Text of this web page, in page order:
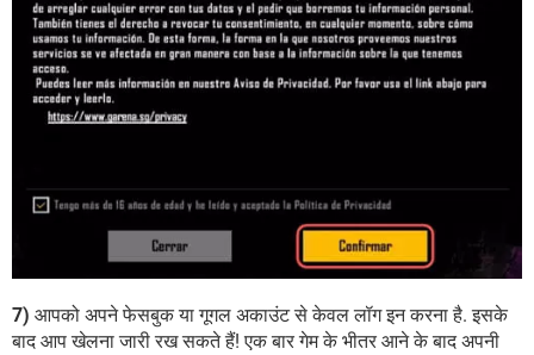
7) आपको अपने फेसबुक या गूगल अकाउंट से केवल लॉग इन करना है. इसके
बाद आप खेलना जारी रख सकते हैं! एक बार गेम के भीतर आने के बाद अपनी